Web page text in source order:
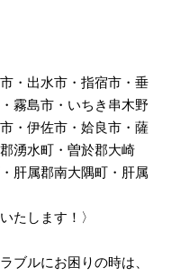
・出水市・指宿市・垂
霧島市・いちき串木野
・伊佐市・姶良市・薩
湧水町・曽於郡大崎
肝属郡南大隅町・肝属
たします！〉
ブルにお困りの時は、